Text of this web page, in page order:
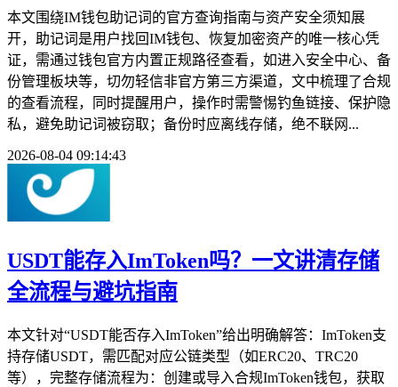
本文围绕IM钱包助记词的官方查询指南与资产安全须知展
开，助记词是用户找回IM钱包、恢复加密资产的唯一核心凭
证，需通过钱包官方内置正规路径查看，如进入安全中心、备
份管理板块等，切勿轻信非官方第三方渠道，文中梳理了合规
的查看流程，同时提醒用户，操作时需警惕钓鱼链接、保护隐
私，避免助记词被窃取；备份时应离线存储，绝不联网...
2026-08-04 09:14:43
USDT能存入ImToken吗？一文讲清存储
全流程与避坑指南
本文针对“USDT能否存入ImToken”给出明确解答：ImToken支
持存储USDT，需匹配对应公链类型（如ERC20、TRC20
等），完整存储流程为：创建或导入合规ImToken钱包，获取